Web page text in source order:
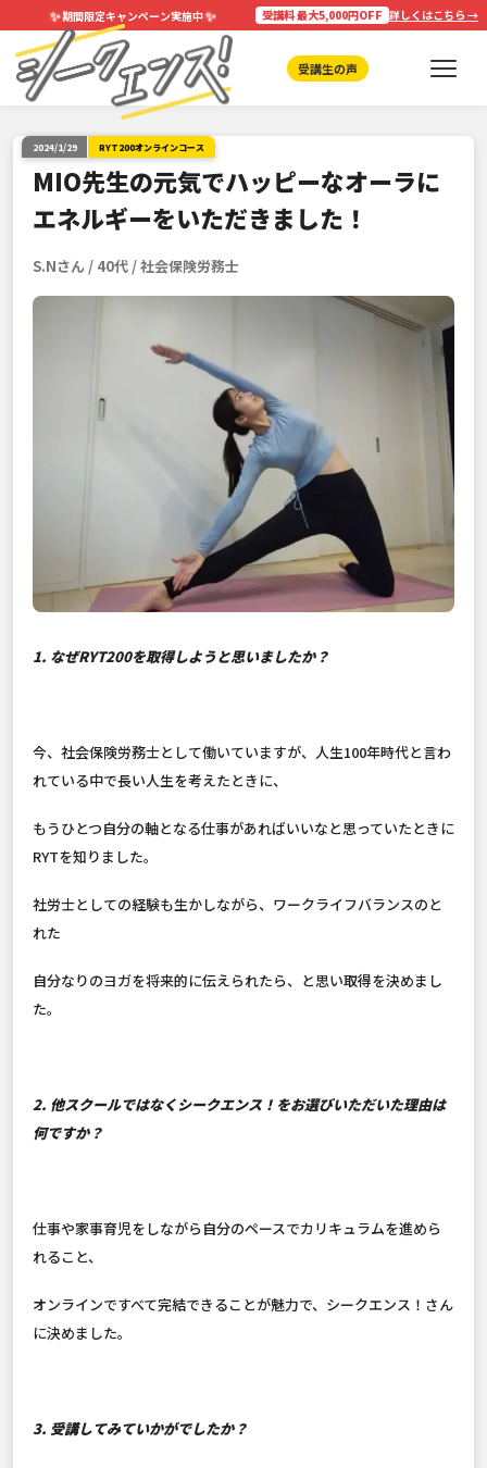
✨期間限定キャンペーン実施中✨ 受講料 最大5,000円OFF 詳しくはこちら →
受講生の声
2024/1/29 RYT200オンラインコース
MIO先生の元気でハッピーなオーラに
エネルギーをいただきました！
S.Nさん / 40代 / 社会保険労務士
1. なぜRYT200を取得しようと思いましたか？
今、社会保険労務士として働いていますが、人生100年時代と言わ
れている中で長い人生を考えたときに、
もうひとつ自分の軸となる仕事があればいいなと思っていたときに
RYTを知りました。
社労士としての経験も生かしながら、ワークライフバランスのと
れた
自分なりのヨガを将来的に伝えられたら、と思い取得を決めまし
た。
2. 他スクールではなくシークエンス！をお選びいただいた理由は
何ですか？
仕事や家事育児をしながら自分のペースでカリキュラムを進めら
れること、
オンラインですべて完結できることが魅力で、シークエンス！さん
に決めました。
3. 受講してみていかがでしたか？